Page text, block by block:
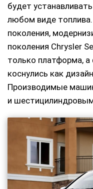
будет
любом виде
поколения,
поколения Chrysler
только платформа,
коснулись как
Производимые
и